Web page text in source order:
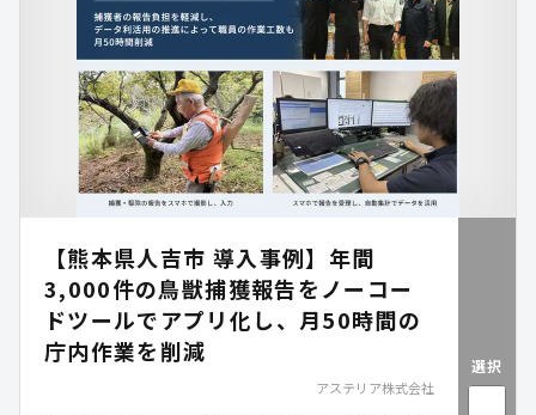
【熊本県人吉市 導入事例】年間
3,000件の鳥獣捕獲報告をノーコー
ドツールでアプリ化し、月50時間の
庁内作業を削減
アステリア株式会社
選択